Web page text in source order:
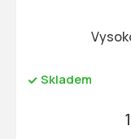
Skladem